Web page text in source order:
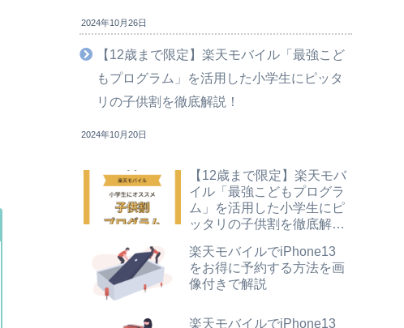
2024年10月26日
【12歳まで限定】楽天モバイル「最強こど
もプログラム」を活用した小学生にピッタ
リの子供割を徹底解説！
2024年10月20日
【12歳まで限定】楽天モバ
イル「最強こどもプログラ
ム」を活用した小学生にピ
ッタリの子供割を徹底解
楽天モバイルでiPhone13
をお得に予約する方法を画
像付きで解説
楽天モバイルでiPhone13